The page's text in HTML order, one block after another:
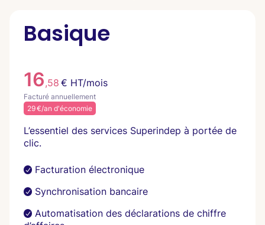
Basique
16,58 € HT/mois
Facturé annuellement
29 €/an d'économie
L’essentiel des services Superindep à portée de
clic.
Facturation électronique
Synchronisation bancaire
Automatisation des déclarations de chiffre